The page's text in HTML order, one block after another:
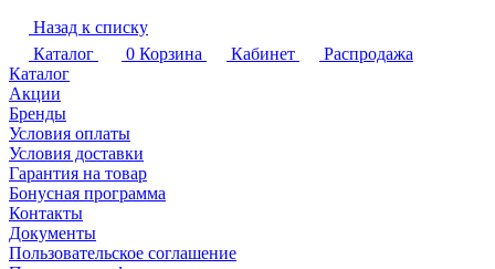
Назад к списку
Каталог
0 Корзина Кабинет
Распродажа
Каталог
Акции
Бренды
Условия оплаты
Условия доставки
Гарантия на товар
Бонусная программа
Контакты
Документы
Пользовательское соглашение